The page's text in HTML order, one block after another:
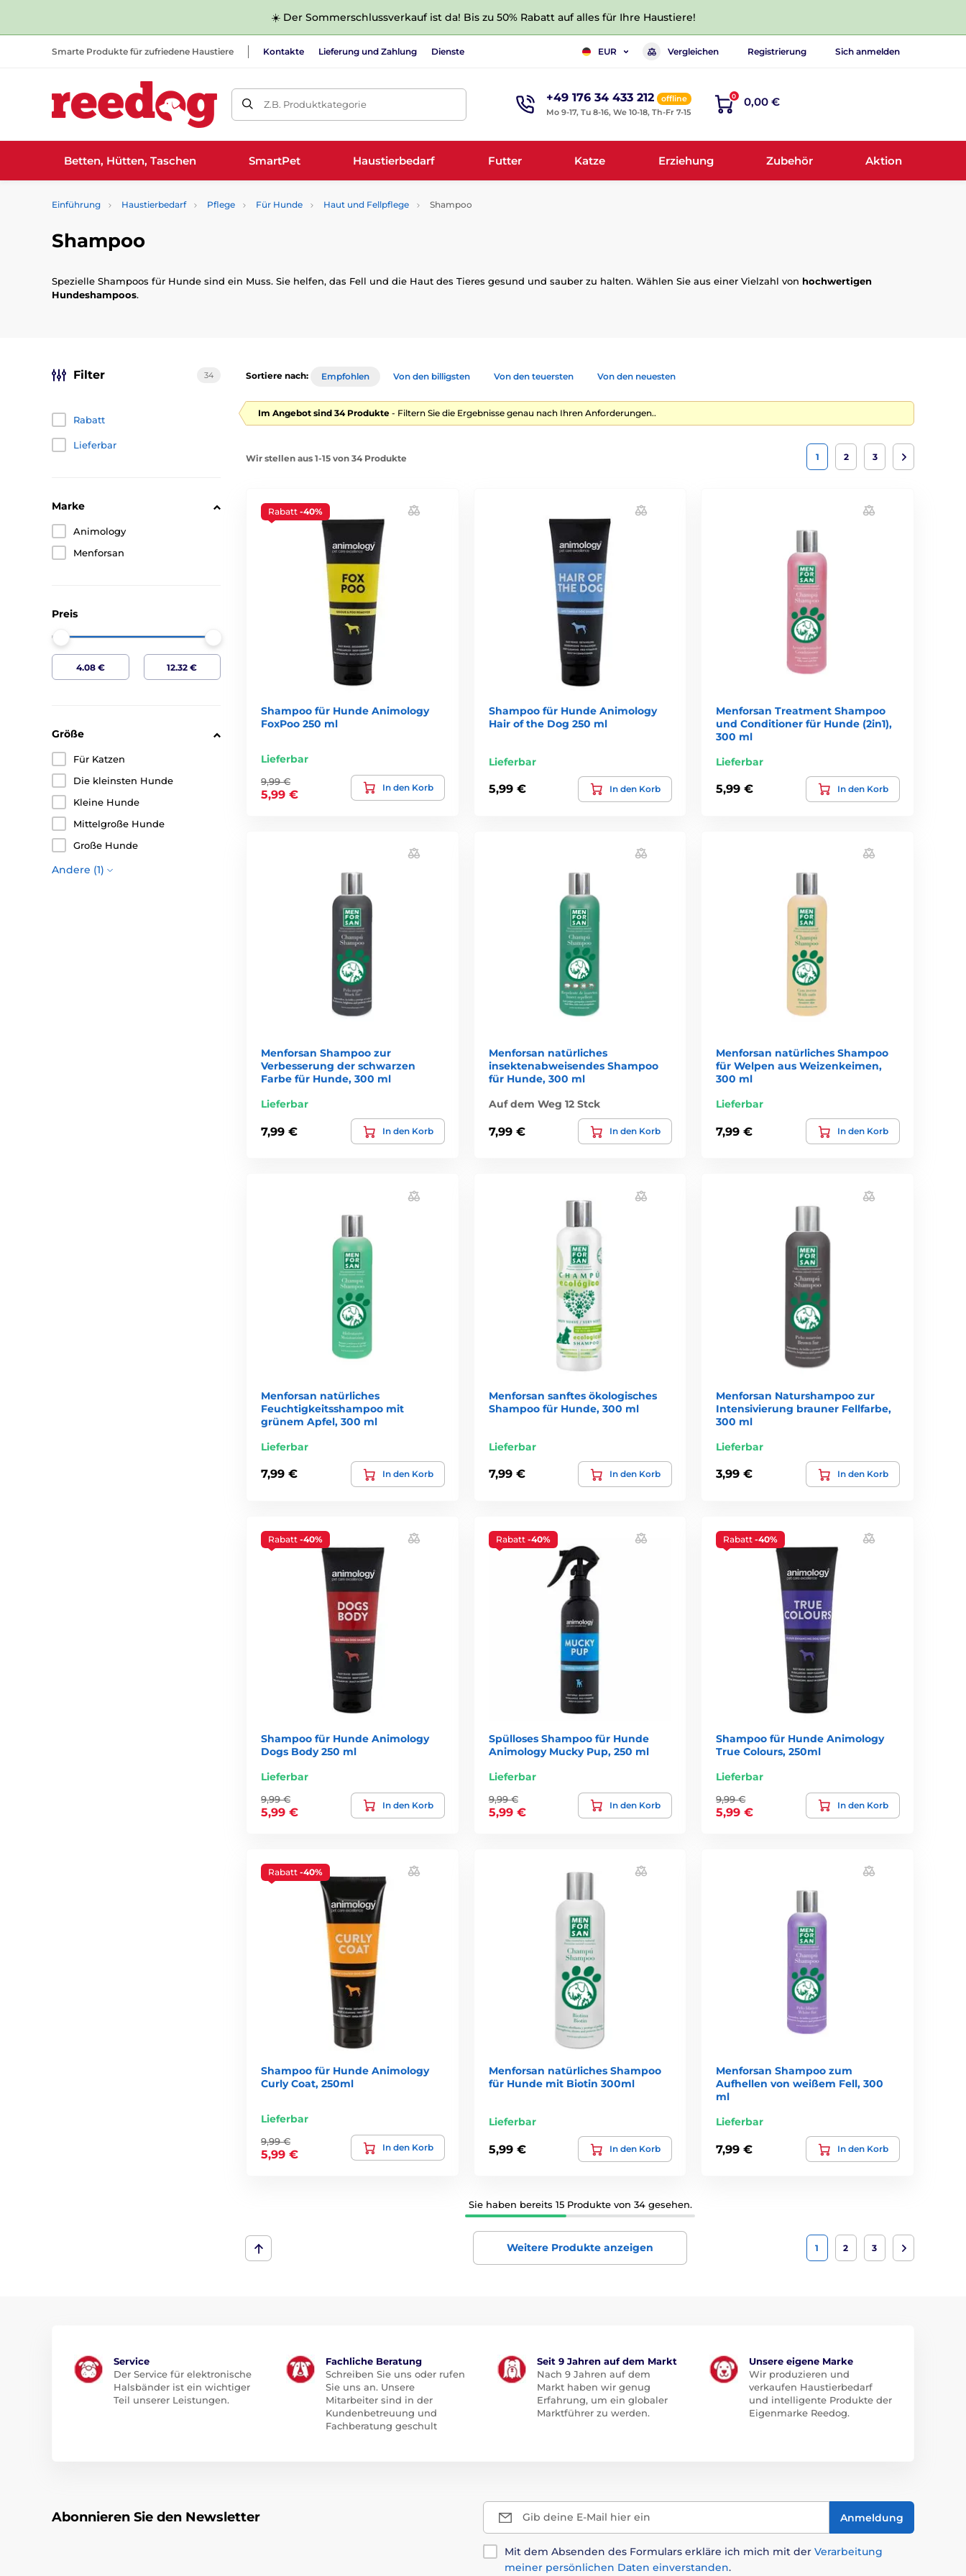
☀️ Der Sommerschlussverkauf ist da! Bis zu 50% Rabatt auf alles für Ihre Haustiere!
Smarte Produkte für zufriedene Haustiere Kontakte Lieferung und Zahlung Dienste EUR Vergleichen Registrierung Sich anmelden
Z.B. Produktkategorie +49 176 34 433 212
offline
Mo 9-17, Tu 8-16, We 10-18, Th-Fr 7-15
0 0,00 €
Betten, Hütten, Taschen SmartPet Haustierbedarf Futter Katze Erziehung Zubehör Aktion
Einführung Haustierbedarf Pflege Für Hunde Haut und Fellpflege Shampoo
Shampoo
Spezielle Shampoos für Hunde sind ein Muss. Sie helfen, das Fell und die Haut des Tieres gesund und sauber zu halten. Wählen Sie aus einer Vielzahl von hochwertigen
Hundeshampoos.
Filter 34
Rabatt
Lieferbar
Marke
Animology
Menforsan
Preis
Größe
Für Katzen
Die kleinsten Hunde
Kleine Hunde
Mittelgroße Hunde
Große Hunde
Andere (1)
Sortiere nach: Empfohlen Von den billigsten Von den teuersten Von den neuesten
Im Angebot sind 34 Produkte - Filtern Sie die Ergebnisse genau nach Ihren Anforderungen..
Wir stellen aus 1-15 von 34 Produkte 1 2 3
Rabatt -40%
Shampoo für Hunde Animology
FoxPoo 250 ml
Lieferbar
9,99 €
5,99 €
In den Korb
Shampoo für Hunde Animology
Hair of the Dog 250 ml
Lieferbar
5,99 € In den Korb
Menforsan Treatment Shampoo
und Conditioner für Hunde (2in1),
300 ml
Lieferbar
5,99 € In den Korb
Menforsan Shampoo zur
Verbesserung der schwarzen
Farbe für Hunde, 300 ml
Lieferbar
7,99 € In den Korb
Menforsan natürliches
insektenabweisendes Shampoo
für Hunde, 300 ml
Auf dem Weg 12 Stck
7,99 € In den Korb
Menforsan natürliches Shampoo
für Welpen aus Weizenkeimen,
300 ml
Lieferbar
7,99 € In den Korb
Menforsan natürliches
Feuchtigkeitsshampoo mit
grünem Apfel, 300 ml
Lieferbar
7,99 € In den Korb
Menforsan sanftes ökologisches
Shampoo für Hunde, 300 ml
Lieferbar
7,99 € In den Korb
Menforsan Naturshampoo zur
Intensivierung brauner Fellfarbe,
300 ml
Lieferbar
3,99 € In den Korb
Rabatt -40%
Shampoo für Hunde Animology
Dogs Body 250 ml
Lieferbar
9,99 €
5,99 €
In den Korb
Rabatt -40%
Spülloses Shampoo für Hunde
Animology Mucky Pup, 250 ml
Lieferbar
9,99 €
5,99 €
In den Korb
Rabatt-40%
Shampoo für Hunde Animology
True Colours, 250ml
Lieferbar
9,99 €
5,99 €
In den Korb
Rabatt -40%
Shampoo für Hunde Animology
Curly Coat, 250ml
Lieferbar
9,99 €
5,99 €
In den Korb
Menforsan natürliches Shampoo
für Hunde mit Biotin 300ml
Lieferbar
5,99 € In den Korb
Menforsan Shampoo zum
Aufhellen von weißem Fell, 300
ml
Lieferbar
7,99 € In den Korb
Sie haben bereits 15 Produkte von 34 gesehen.
Weitere Produkte anzeigen 1 2 3
Service
Der Service für elektronische
Halsbänder ist ein wichtiger
Teil unserer Leistungen.
Fachliche Beratung
Schreiben Sie uns oder rufen
Sie uns an. Unsere
Mitarbeiter sind in der
Kundenbetreuung und
Fachberatung geschult
Seit 9 Jahren auf dem Markt
Nach 9 Jahren auf dem
Markt haben wir genug
Erfahrung, um ein globaler
Marktführer zu werden.
Unsere eigene Marke
Wir produzieren und
verkaufen Haustierbedarf
und intelligente Produkte der
Eigenmarke Reedog.
Abonnieren Sie den Newsletter Gib deine E-Mail hier ein Anmeldung
Mit dem Absenden des Formulars erkläre ich mich mit der Verarbeitung
meiner persönlichen Daten einverstanden.